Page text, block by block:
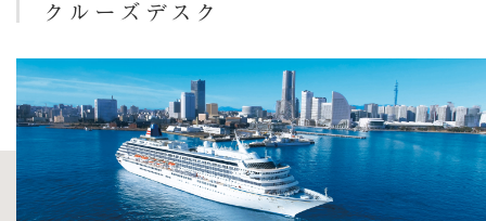
クルーズデスク